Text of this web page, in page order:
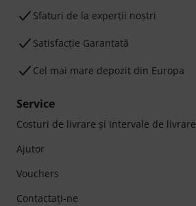
Sfaturi de la experții noștri
Satisfacție Garantată
Cel mai mare depozit din Europa
Service
Costuri de livrare şi Intervale de livrare
Ajutor
Vouchers
Contactaţi-ne